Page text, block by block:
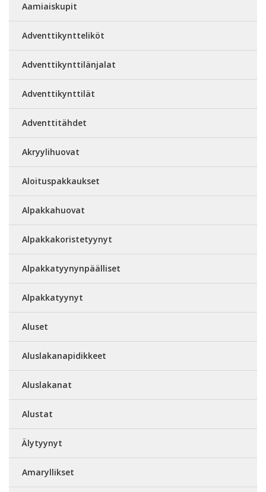
Aamiaiskupit
Adventtikyntteliköt
Adventtikynttilänjalat
Adventtikynttilät
Adventtitähdet
Akryylihuovat
Aloituspakkaukset
Alpakkahuovat
Alpakkakoristetyynyt
Alpakkatyynynpäälliset
Alpakkatyynyt
Aluset
Aluslakanapidikkeet
Aluslakanat
Alustat
Älytyynyt
Amaryllikset